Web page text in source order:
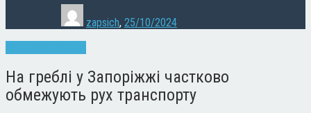
zapsich, 25/10/2024
На греблі у Запоріжжі частково
обмежують рух транспорту